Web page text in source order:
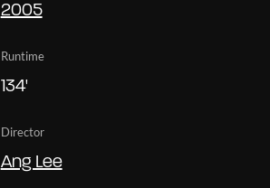
2005
Runtime
134'
Director
Ang Lee